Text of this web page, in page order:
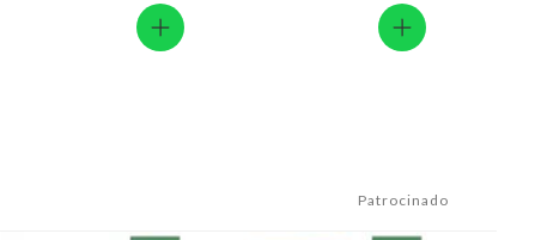
Patrocinado